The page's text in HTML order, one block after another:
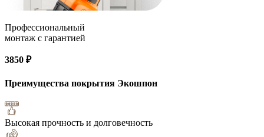
Профессиональный
монтаж с гарантией
3850 ₽
Преимущества покрытия Экошпон
Высокая прочность и долговечность